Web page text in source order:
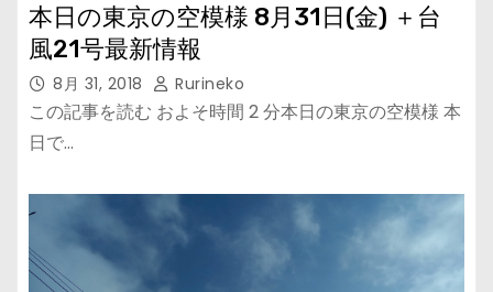
本日の東京の空模様 8月31日(金) ＋台
風21号最新情報
8月 31, 2018 Rurineko
この記事を読む およそ時間 2 分本日の東京の空模様 本
日で…